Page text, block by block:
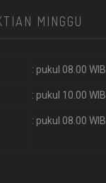
MINGGU
: pukul 08.00 WIB
: pukul 10.00 WIB
: pukul 08.00 WIB